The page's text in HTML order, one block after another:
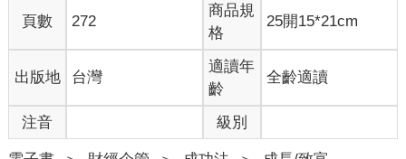
反駁道：
「在美國成功的有錢人大部分都是白手起家，他們住在中產階級
的社區，開著中低價的汽車或二手車，而不是高級轎車。」
根據丹•斯特魯策爾（Dan Strutzel）的《有錢人的模式》（The
Top 1%），有錢人的支出遠遠低於他們的收入，他們會存下
25%~50%的收入，這筆數字相當驚人。此外，他們還不分時間和
場所，深受長時間工作、壓力和睡眠不足之苦。他們只是用和普
頁數 272
商品規
格
25開15*21cm
出版地 台灣
適讀年
齡
全齡適讀
注音 級別